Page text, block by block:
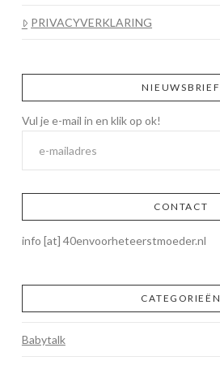
PRIVACYVERKLARING
NIEUWSBRIEF
CONTACT
info [at] 40envoorheteerstmoeder.nl
CATEGORIEËN
Babytalk